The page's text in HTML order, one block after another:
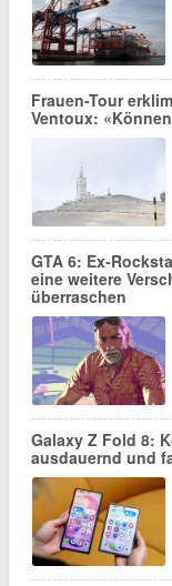
Frauen-Tour
Ventoux:
GTA 6: Ex-
eine weitere
überraschen
Galaxy Z Fold 8:
ausdauernd und